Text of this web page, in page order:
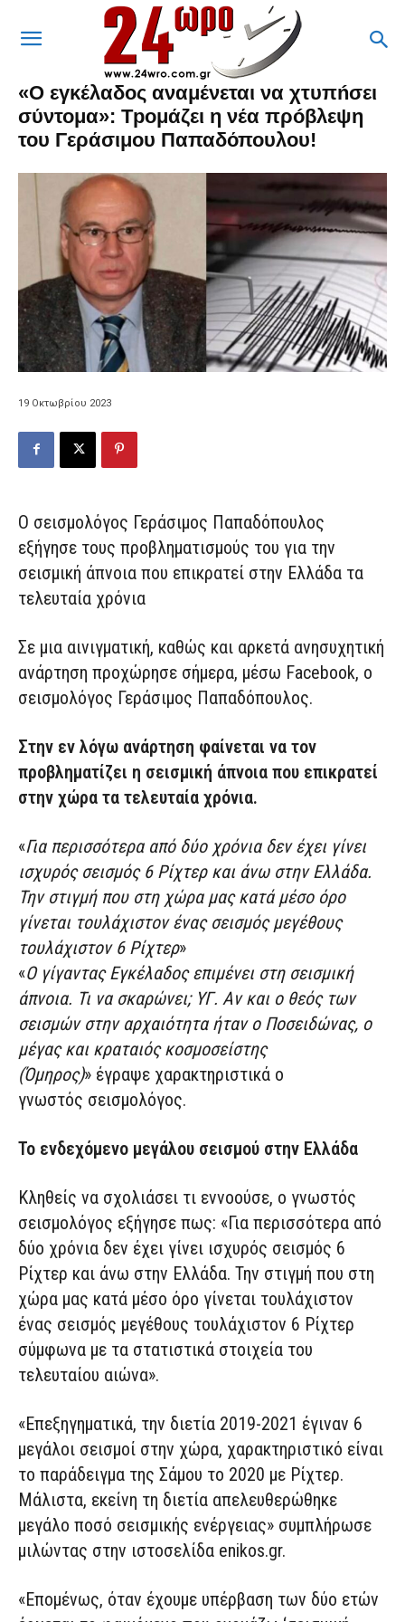
«Ο εγκέλαδoς αναμένεται να χτυπńσει
σύντομα»: Τpoμάζει η νέα πρóβλεψη
του Γεράσιμου Παπαδόπουλου!
19 Οκτωβρίου 2023
Ο σεισμολόγος Γεράσιμος Παπαδόπουλος
εξήγησε τους προβληματισμούς του για την
σεισμική άπνοια που επικρατεί στην Ελλάδα τα
τελευταία χρόνια
Σε μια αινιγματική, καθώς και αρκετά ανησυχητική
ανάρτηση προχώρησε σήμερα, μέσω Facebook, ο
σεισμολόγος Γεράσιμος Παπαδόπουλος.
Στην εν λόγω ανάρτηση φαίνεται να τον
προβληματίζει η σεισμική άπνοια που επικρατεί
στην χώρα τα τελευταία χρόνια.
«Για περισσότερα από δύο χρόνια δεν έχει γίνει
ισχυρός σεισμός 6 Ρίχτερ και άνω στην Ελλάδα.
Την στιγμή που στη χώρα μας κατά μέσο όρο
γίνεται τουλάχιστον ένας σεισμός μεγέθους
τουλάχιστον 6 Ρίχτερ»
«Ο γίγαντας Εγκέλαδος επιμένει στη σεισμική
άπνοια. Τι να σκαρώνει; ΥΓ. Αν και ο θεός των
σεισμών στην αρχαιότητα ήταν ο Ποσειδώνας, ο
μέγας και κραταιός κοσμοσείστης
(Όμηρος)» έγραψε χαρακτηριστικά ο
γνωστός σεισμολόγος.
Το ενδεχόμενο μεγάλου σεισμού στην Ελλάδα
Κληθείς να σχολιάσει τι εννοούσε, ο γνωστός
σεισμολόγος εξήγησε πως: «Για περισσότερα από
δύο χρόνια δεν έχει γίνει ισχυρός σεισμός 6
Ρίχτερ και άνω στην Ελλάδα. Την στιγμή που στη
χώρα μας κατά μέσο όρο γίνεται τουλάχιστον
ένας σεισμός μεγέθους τουλάχιστον 6 Ρίχτερ
σύμφωνα με τα στατιστικά στοιχεία του
τελευταίου αιώνα».
«Επεξηγηματικά, την διετία 2019-2021 έγιναν 6
μεγάλοι σεισμοί στην χώρα, χαρακτηριστικό είναι
το παράδειγμα της Σάμου το 2020 με Ρίχτερ.
Μάλιστα, εκείνη τη διετία απελευθερώθηκε
μεγάλο ποσό σεισμικής ενέργειας» συμπλήρωσε
μιλώντας στην ιστοσελίδα enikos.gr.
«Επομένως, όταν έχουμε υπέρβαση των δύο ετών